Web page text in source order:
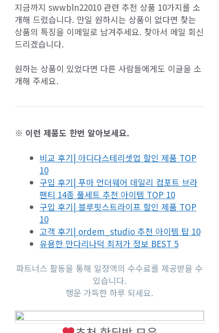
지금까지 swwbln22010 관련 추천 상품 10가지를 소
개해 드렸습니다. 만일 원하시는 상품이 없다면 찾는
상품의 특징을 이메일로 남겨주세요. 찾아서 메일 회신
드리겠습니다.
원하는 상품이 있었다면 다른 사람들에게도 이글을 소
개해 주세요.
※ 이런 제품도 한번 알아보세요.
비교 후기| 아디다스테리셋업 할인 제품 TOP
10
구입 후기| 푸마 언더웨어 데일리 컴포트 브라
팬티 14종 풀세트 추천 아이템 TOP 10
구입 후기| 블루핏스트라이프 할인 제품 TOP
10
고객 후기| ordem_studio 추천 아이템 탑 10
유용한 만다리나덕 최저가 정보 BEST 5
파트너스 활동을 통해 일정액의 수수료를 제공받을 수
있습니다.
행운 가득한 하루 되세요.